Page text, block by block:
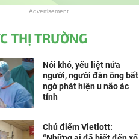
Advertisement
THỊ TRƯỜNG
Nói khó, yếu liệt nửa
người, người đàn ông bất
ngờ phát hiện u não ác
tính
Chủ điểm Vietlott: